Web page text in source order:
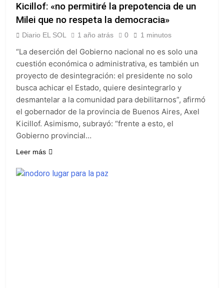
Kicillof: «no permitiré la prepotencia de un
Milei que no respeta la democracia»
Diario EL SOL 1 año atrás 0 1 minutos
“La deserción del Gobierno nacional no es solo una
cuestión económica o administrativa, es también un
proyecto de desintegración: el presidente no solo
busca achicar el Estado, quiere desintegrarlo y
desmantelar a la comunidad para debilitarnos”, afirmó
el gobernador de la provincia de Buenos Aires, Axel
Kicillof. Asimismo, subrayó: “frente a esto, el
Gobierno provincial…
Leer más